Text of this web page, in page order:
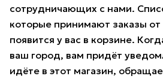
сотрудничающих с нами.
которые принимают заказы
появится у вас в корзине.
ваш город, вам придёт
идёте в этот магазин,